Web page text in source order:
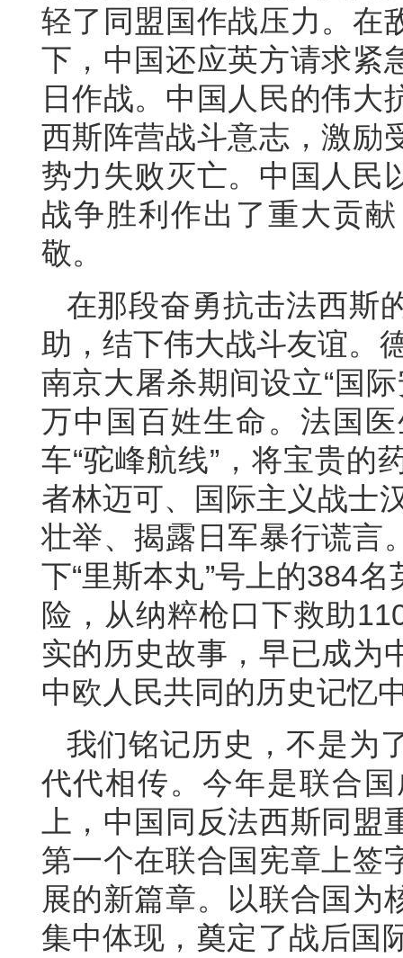
轻了同盟国作战压力。在
下，中国还应英方请求紧
日作战。中国人民的伟大
西斯阵营战斗意志，激励
势力失败灭亡。中国人民
战争胜利作出了重大贡
敬。
在那段奋勇抗击法西斯
助，结下伟大战斗友谊。
南京大屠杀期间设立“国
万中国百姓生命。法国
车“驼峰航线”，将宝贵的
者林迈可、国际主义战士
壮举、揭露日军暴行谎言
下“里斯本丸”号上的384
险，从纳粹枪口下救助
实的历史故事，早已成为
中欧人民共同的历史记忆
我们铭记历史，不是为
代代相传。今年是联合
上，中国同反法西斯同
第一个在联合国宪章上签
展的新篇章。以联合国为
集中体现，奠定了战后国